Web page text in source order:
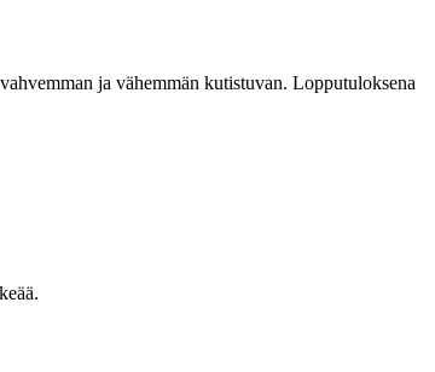
ja vähemmän kutistuvan. Lopputuloksena